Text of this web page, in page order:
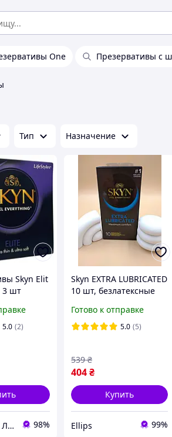
One Презервативы с
Тип Назначение
Skyn Elit
3 шт
5.0 (2)
Шкарпетки ЛЕО- якісні шкарпетки від Українського виробника 98%
Skyn EXTRA LUBRICATED
10 шт, безлатексные
Надежные, с
дополнительной
Готово к отправке
5.0 (5)
404₴
539 ₴
Купить
Ellips 99%